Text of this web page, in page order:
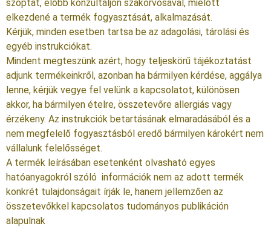
szoptat, előbb konzultáljon szakorvosával, mielőtt
elkezdené a termék fogyasztását, alkalmazását.
Kérjük, minden esetben tartsa be az adagolási, tárolási és
egyéb instrukciókat.
Mindent megteszünk azért, hogy teljeskörű tájékoztatást
adjunk termékeinkről, azonban ha bármilyen kérdése, aggálya
lenne, kérjük vegye fel velünk a kapcsolatot, különösen
akkor, ha bármilyen ételre, összetevőre allergiás vagy
érzékeny. Az instrukciók betartásának elmaradásából és a
nem megfelelő fogyasztásból eredő bármilyen károkért nem
vállalunk felelősséget.
A termék leírásában esetenként olvasható egyes
hatóanyagokról szóló információk nem az adott termék
konkrét tulajdonságait írják le, hanem jellemzően az
összetevőkkel kapcsolatos tudományos publikáción
alapulnak